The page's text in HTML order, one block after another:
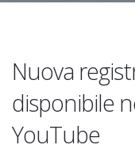
Nuova
disponibile
YouTube